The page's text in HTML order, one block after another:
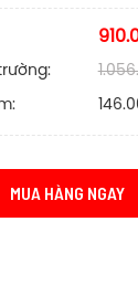
MUA HÀNG NGAY